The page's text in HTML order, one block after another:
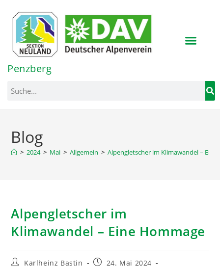
springen
Penzberg
Blog
> 2024 > Mai > Allgemein > Alpengletscher im Klimawandel –
Alpengletscher im
Klimawandel – Eine Hommage
Karlheinz Bastin
24. Mai 2024